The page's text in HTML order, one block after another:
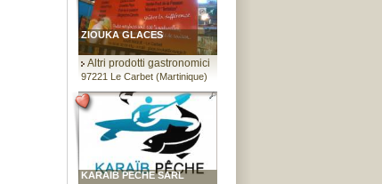
ZIOUKA GLACES
Altri prodotti gastronomici
97221 Le Carbet (Martinique)
KARAIB PECHE SARL